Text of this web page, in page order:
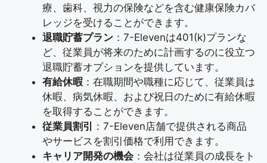
療、歯科、視力の保険などを含む健康保険カバ
レッジを受けることができます。
退職貯蓄プラン ：7-Elevenは401(k)プランな
ど、従業員が将来のために計画するのに役立つ
退職貯蓄オプションを提供しています。
有給休暇 ：在職期間や職種に応じて、従業員は
休暇、病気休暇、および祝日のために有給休暇
を取得することができます。
従業員割引
：7-Eleven店舗で提供される商品
やサービスを割引価格で利用できます。
キャリア開発の機会 ：会社は従業員の成長をト